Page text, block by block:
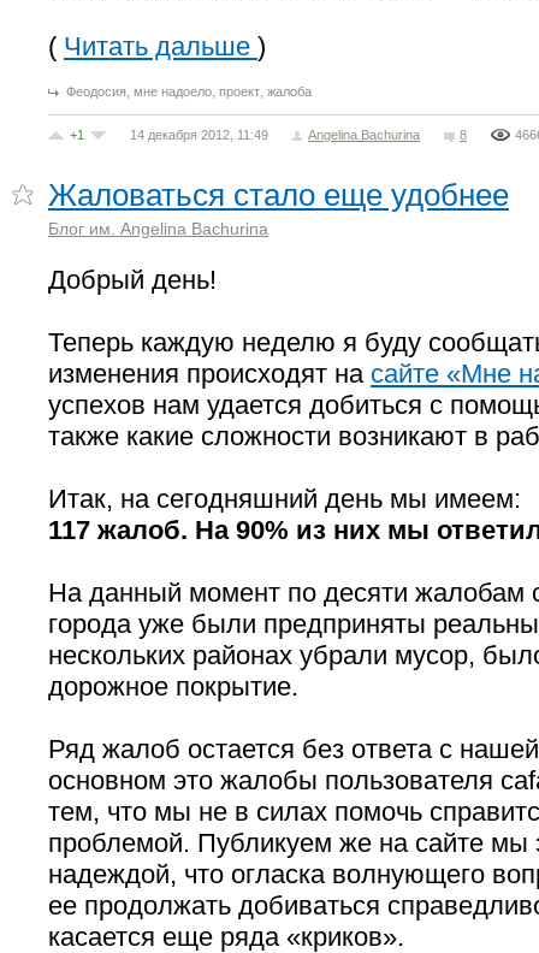
( Читать дальше )
Феодосия, мне надоело, проект, жалоба
+1 14 декабря 2012, 11:49 Angelina Bachurina 8
Жаловаться стало еще удобнее
Блог им. Angelina Bachurina
Добрый день!
Теперь каждую неделю я буду
изменения происходят на сайте «Мне
успехов нам удается добиться с
также какие сложности возникают в
Итак, на сегодняшний день мы имеем:
117 жалоб. На 90% из них мы
На данный момент по десяти жалобам
города уже были предприняты
нескольких районах убрали мусор,
дорожное покрытие.
Ряд жалоб остается без ответа с
основном это жалобы пользователя
тем, что мы не в силах помочь
проблемой. Публикуем же на сайте мы
надеждой, что огласка волнующего
ее продолжать добиваться
касается еще ряда «криков».